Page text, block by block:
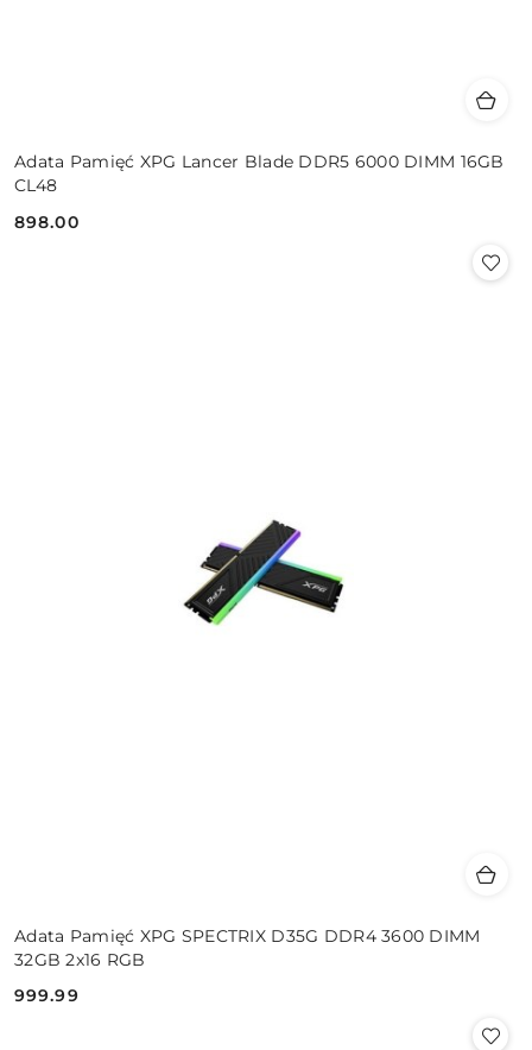
Adata Pamięć XPG Lancer Blade DDR5 6000 DIMM 16GB
CL48
Cena:
898.00
Adata Pamięć XPG SPECTRIX D35G DDR4 3600 DIMM
32GB 2x16 RGB
Cena:
999.99